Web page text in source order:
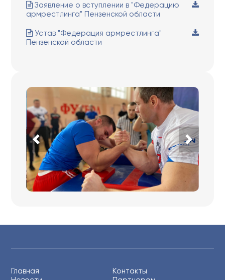
Заявление о вступлении в "Федерацию
армрестлинга" Пензенской области
Устав "Федерация армрестлинга"
Пензенской области
Главная
Контакты